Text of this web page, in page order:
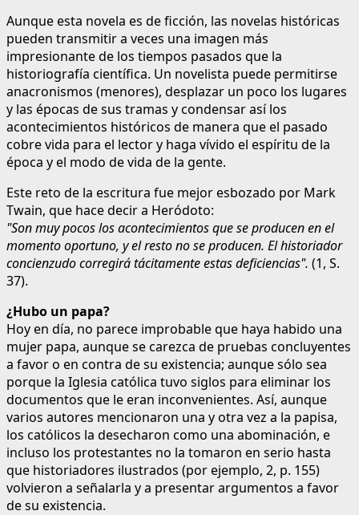
Aunque esta novela es de ficción, las novelas históricas
pueden transmitir a veces una imagen más
impresionante de los tiempos pasados que la
historiografía científica. Un novelista puede permitirse
anacronismos (menores), desplazar un poco los lugares
y las épocas de sus tramas y condensar así los
acontecimientos históricos de manera que el pasado
cobre vida para el lector y haga vívido el espíritu de la
época y el modo de vida de la gente.
Este reto de la escritura fue mejor esbozado por Mark
Twain, que hace decir a Heródoto:
"Son muy pocos los acontecimientos que se producen en el
momento oportuno, y el resto no se producen. El historiador
concienzudo corregirá tácitamente estas deficiencias". (1, S.
37).
¿Hubo un papa?
Hoy en día, no parece improbable que haya habido una
mujer papa, aunque se carezca de pruebas concluyentes
a favor o en contra de su existencia; aunque sólo sea
porque la Iglesia católica tuvo siglos para eliminar los
documentos que le eran inconvenientes. Así, aunque
varios autores mencionaron una y otra vez a la papisa,
los católicos la desecharon como una abominación, e
incluso los protestantes no la tomaron en serio hasta
que historiadores ilustrados (por ejemplo, 2, p. 155)
volvieron a señalarla y a presentar argumentos a favor
de su existencia.